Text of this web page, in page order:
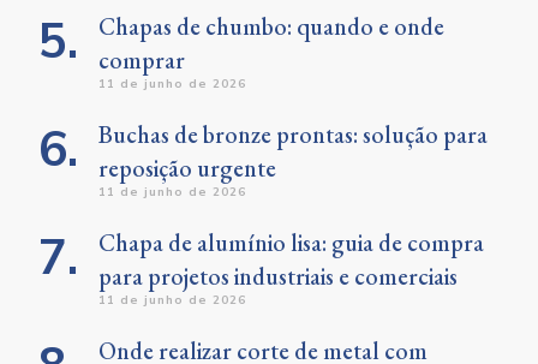
Chapas de chumbo: quando e onde
comprar
11 de junho de 2026
Buchas de bronze prontas: solução para
reposição urgente
11 de junho de 2026
Chapa de alumínio lisa: guia de compra
para projetos industriais e comerciais
11 de junho de 2026
Onde realizar corte de metal com